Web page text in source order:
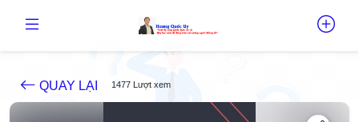
QUAY LẠI 1477 Lượt xem